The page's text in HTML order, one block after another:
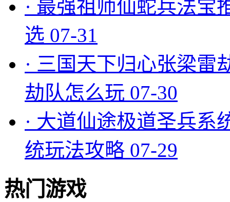
· 最强祖师仙蛇兵法宝
选 07-31
· 三国天下归心张梁雷
劫队怎么玩 07-30
· 大道仙途极道圣兵系
统玩法攻略 07-29
热门游戏